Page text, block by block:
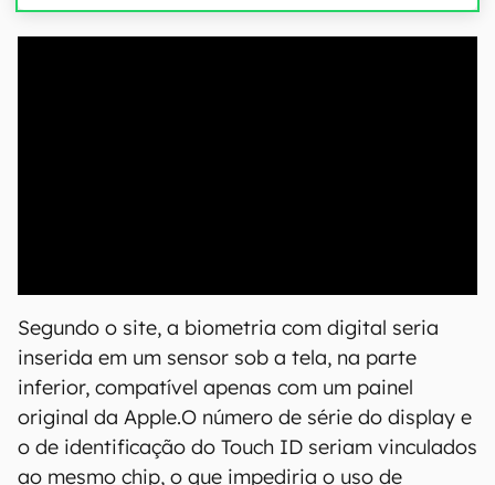
Segundo o site, a biometria com digital seria
inserida em um sensor sob a tela, na parte
inferior, compatível apenas com um painel
original da Apple.O número de série do display e
o de identificação do Touch ID seriam vinculados
ao mesmo chip, o que impediria o uso de